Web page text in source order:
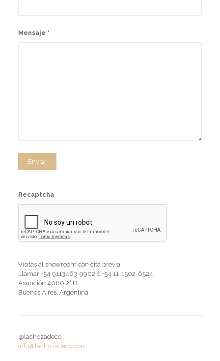
Mensaje *
Recaptcha
Visitas al showroom con cita previa
Llamar +54 9113463-9902 ó +54 11 4502-6524
Asunción 4060 2° D
Buenos Aires, Argentina
@lachozadeco
info@lachozadeco.com